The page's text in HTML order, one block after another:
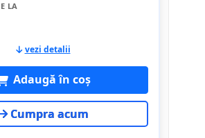
LA
vezi detalii
Adaugă în coș
Cumpra acum